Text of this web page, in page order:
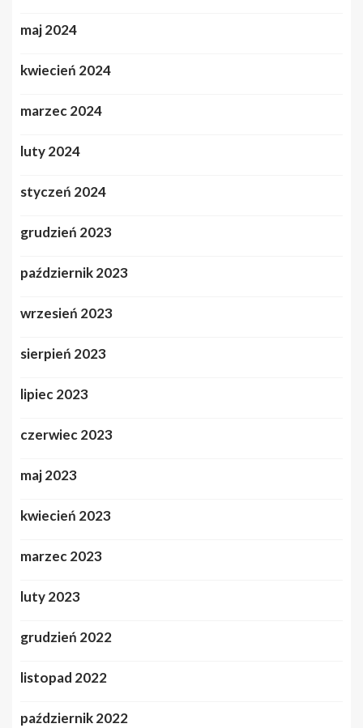
maj 2024
kwiecień 2024
marzec 2024
luty 2024
styczeń 2024
grudzień 2023
październik 2023
wrzesień 2023
sierpień 2023
lipiec 2023
czerwiec 2023
maj 2023
kwiecień 2023
marzec 2023
luty 2023
grudzień 2022
listopad 2022
październik 2022